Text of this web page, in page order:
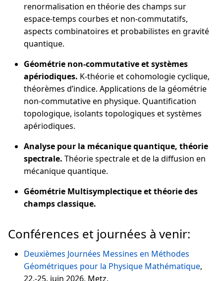
renormalisation en théorie des champs sur
espace-temps courbes et non-commutatifs,
aspects combinatoires et probabilistes en gravité
quantique.
Géométrie non-commutative et systèmes
apériodiques. K-théorie et cohomologie cyclique,
théorèmes d’indice. Applications de la géométrie
non-commutative en physique. Quantification
topologique, isolants topologiques et systèmes
apériodiques.
Analyse pour la mécanique quantique, théorie
spectrale. Théorie spectrale et de la diffusion en
mécanique quantique.
Géométrie Multisymplectique et théorie des
champs classique.
Conférences et journées à venir:
Deuxièmes Journées Messines en Méthodes
Géométriques pour la Physique Mathématique,
22.-25. juin 2026, Metz.